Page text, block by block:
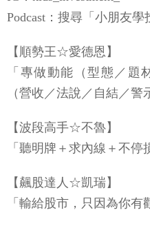
Podcast：搜尋「小朋友學
【順勢王☆愛德恩】
「專做動能（型態／題
（營收／法說／自結／警
【波段高手☆不魯】
「聽明牌＋求內線＋不停
【飆股達人☆凱瑞】
「輸給股市，只因為你